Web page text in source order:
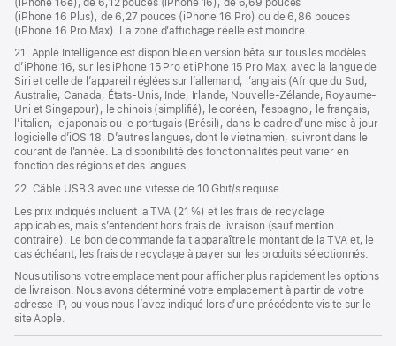
(iPhone 16e), de 6,12 pouces (iPhone 16), de 6,69 pouces
(iPhone 16 Plus), de 6,27 pouces (iPhone 16 Pro) ou de 6,86 pouces
(iPhone 16 Pro Max). La zone d’affichage réelle est moindre.
21. Apple Intelligence est disponible en version bêta sur tous les modèles
d’iPhone 16, sur les iPhone 15 Pro et iPhone 15 Pro Max, avec la langue de
Siri et celle de l’appareil réglées sur l’allemand, l’anglais (Afrique du Sud,
Australie, Canada, États-Unis, Inde, Irlande, Nouvelle-Zélande, Royaume-
Uni et Singapour), le chinois (simplifié), le coréen, l’espagnol, le français,
l’italien, le japonais ou le portugais (Brésil), dans le cadre d’une mise à jour
logicielle d’iOS 18. D’autres langues, dont le vietnamien, suivront dans le
courant de l’année. La disponibilité des fonctionnalités peut varier en
fonction des régions et des langues.
22. Câble USB 3 avec une vitesse de 10 Gbit/s requise.
Les prix indiqués incluent la TVA (21 %) et les frais de recyclage
applicables, mais s’entendent hors frais de livraison (sauf mention
contraire). Le bon de commande fait apparaître le montant de la TVA et, le
cas échéant, les frais de recyclage à payer sur les produits sélectionnés.
Nous utilisons votre emplacement pour afficher plus rapidement les options
de livraison. Nous avons déterminé votre emplacement à partir de votre
adresse IP, ou vous nous l’avez indiqué lors d’une précédente visite sur le
site Apple.